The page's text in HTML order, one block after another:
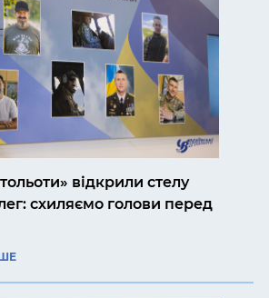
відкрили стелу
схиляємо голови перед